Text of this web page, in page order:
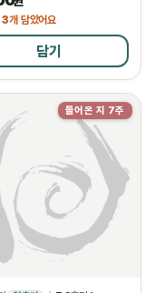
3개 담았어요
담기
들어온 지 7주